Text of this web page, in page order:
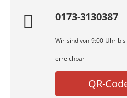
0173-3130387
Wir sind von 9:00 Uhr
erreichbar
QR-